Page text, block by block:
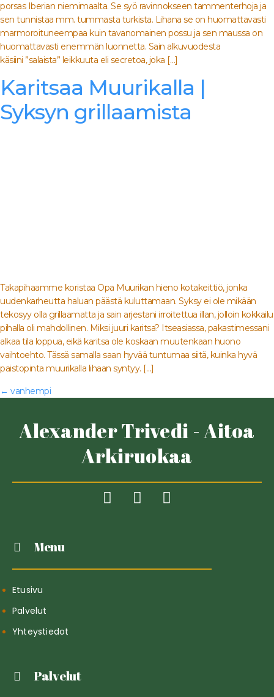
porsas Iberian niemimaalta. Se syö ravinnokseen tammenterhoja ja
sen tunnistaa mm. tummasta turkista. Lihana se on huomattavasti
marmoroituneempaa kuin tavanomainen possu ja sen maussa on
huomattavasti enemmän luonnetta. Sain alkuvuodesta
käsiini ”salaista” leikkuuta eli secretoa, joka […]
Karitsaa Muurikalla |
Syksyn grillaamista
Takapihaamme koristaa Opa Muurikan hieno kotakeittiö, jonka
uudenkarheutta haluan päästä kuluttamaan. Syksy ei ole mikään
tekosyy olla grillaamatta ja sain arjestani irroitettua illan, jolloin kokkailu
pihalla oli mahdollinen. Miksi juuri karitsa? Itseasiassa, pakastimessani
alkaa tila loppua, eikä karitsa ole koskaan muutenkaan huono
vaihtoehto. Tässä samalla saan hyvää tuntumaa siitä, kuinka hyvä
paistopinta muurikalla lihaan syntyy. […]
← vanhempi
Alexander Trivedi - Aitoa
Arkiruokaa
Menu
Etusivu
Palvelut
Yhteystiedot
Palvelut